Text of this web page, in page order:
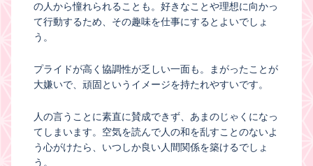
の人から憧れられることも。好きなことや理想に向かっ
て行動するため、その趣味を仕事にするとよいでしょ
う。
プライドが高く協調性が乏しい一面も。まがったことが
大嫌いで、頑固というイメージを持たれやすいです。
人の言うことに素直に賛成できず、あまのじゃくになっ
てしまいます。空気を読んで人の和を乱すことのないよ
う心がけたら、いつしか良い人間関係を築けるでしょ
う。